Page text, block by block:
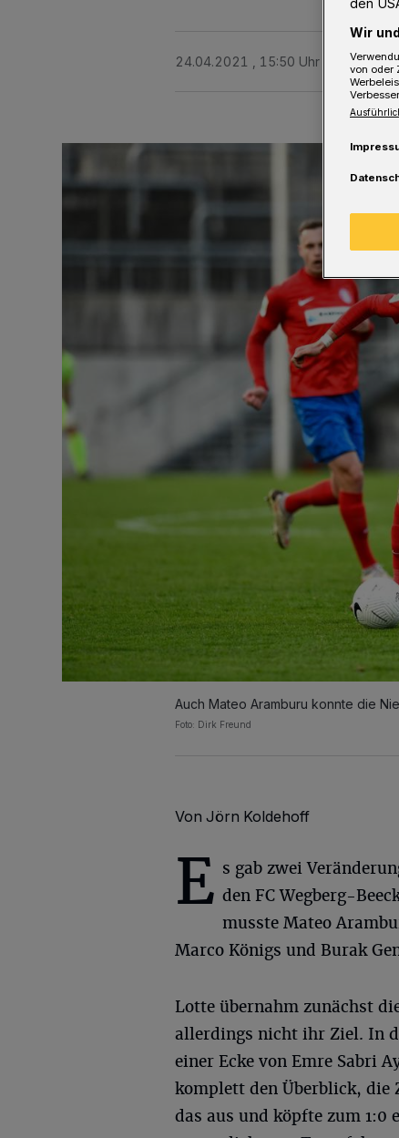
24.04.2021 , 15:50 Uhr 4 Minuten
Auch Mateo Aramburu konnte die
Foto: Dirk Freund
Von Jörn Koldehoff
E s gab zwei
den FC Wegberg-
musste Mateo
Marco Königs und Burak
Lotte übernahm zunächst
allerdings nicht ihr Ziel. In
einer Ecke von Emre Sabri
komplett den Überblick, die
das aus und köpfte zum 1:0
den
Wir
von oder